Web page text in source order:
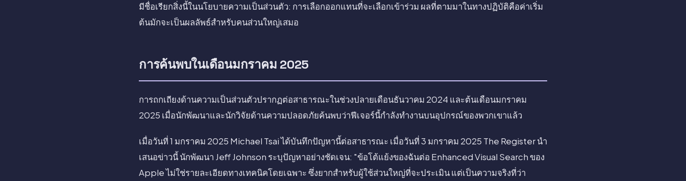
มีชื่อเรียกสิ่งนี้ในนโยบายความเป็นส่วนตัว: การเลือกออกแทนที่จะเลือกเข้าร่วม ผลที่ตามมาในทางปฏิบัติคือค่าเริ่ม
ต้นมักจะเป็นผลลัพธ์สำหรับคนส่วนใหญ่เสมอ
การค้นพบในเดือนมกราคม 2025
การถกเถียงด้านความเป็นส่วนตัวปรากฏต่อสาธารณะในช่วงปลายเดือนธันวาคม 2024 และต้นเดือนมกราคม
2025 เมื่อนักพัฒนาและนักวิจัยด้านความปลอดภัยค้นพบว่าฟีเจอร์นี้กำลังทำงานบนอุปกรณ์ของพวกเขาแล้ว
เมื่อวันที่ 1 มกราคม 2025 Michael Tsai ได้บันทึกปัญหานี้ต่อสาธารณะ เมื่อวันที่ 3 มกราคม 2025 The Register นำ
เสนอข่าวนี้ นักพัฒนา Jeff Johnson ระบุปัญหาอย่างชัดเจน: "ข้อโต้แย้งของฉันต่อ Enhanced Visual Search ของ
Apple ไม่ใช่รายละเอียดทางเทคนิคโดยเฉพาะ ซึ่งยากสำหรับผู้ใช้ส่วนใหญ่ที่จะประเมิน แต่เป็นความจริงที่ว่า